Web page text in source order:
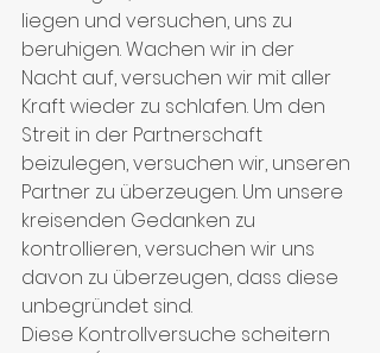
liegen und versuchen, uns zu
beruhigen. Wachen wir in der
Nacht auf, versuchen wir mit aller
Kraft wieder zu schlafen. Um den
Streit in der Partnerschaft
beizulegen, versuchen wir, unseren
Partner zu überzeugen. Um unsere
kreisenden Gedanken zu
kontrollieren, versuchen wir uns
davon zu überzeugen, dass diese
unbegründet sind.
Diese Kontrollversuche scheitern